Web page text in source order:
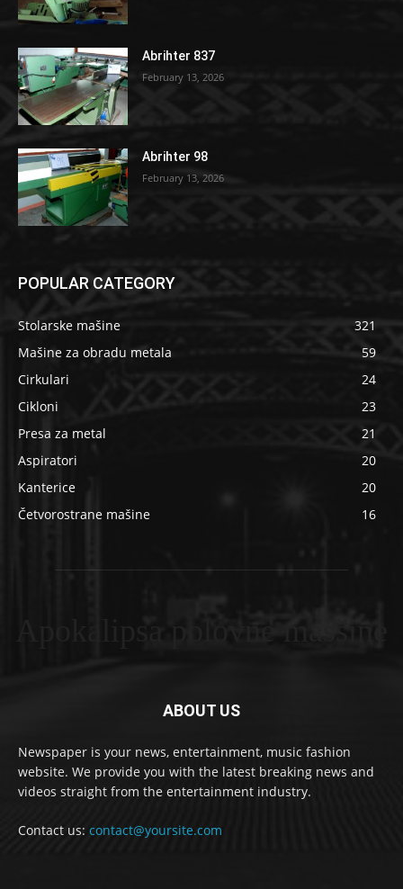
Abrihter 837
February 13, 2026
Abrihter 98
February 13, 2026
POPULAR CATEGORY
Stolarske mašine
321
Mašine za obradu metala
59
Cirkulari
24
Cikloni
23
Presa za metal
21
Aspiratori
20
Kanterice
20
Četvorostrane mašine
16
Apokalipsa polovne masšine
ABOUT US
Newspaper is your news, entertainment, music fashion
website. We provide you with the latest breaking news and
videos straight from the entertainment industry.
Contact us: contact@yoursite.com